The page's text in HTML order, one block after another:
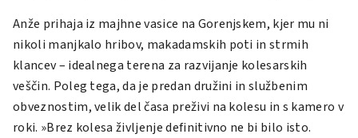
Anže prihaja iz majhne vasice na Gorenjskem, kjer mu ni
nikoli manjkalo hribov, makadamskih poti in strmih
klancev – idealnega terena za razvijanje kolesarskih
veščin. Poleg tega, da je predan družini in službenim
obveznostim, velik del časa preživi na kolesu in s kamero v
roki. »Brez kolesa življenje definitivno ne bi bilo isto.